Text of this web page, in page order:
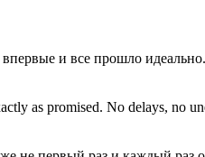
и все прошло
as promised. No delays, no